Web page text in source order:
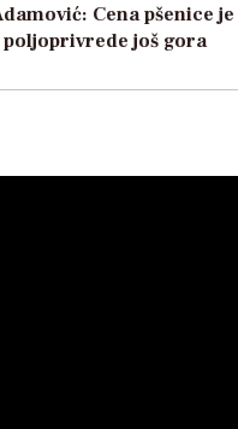
Cena pšenice
još gora